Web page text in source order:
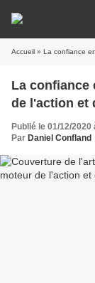
Accueil » La confiance
La confiance
de l'action et
Publié le 01/12/2020
Par Daniel Confland